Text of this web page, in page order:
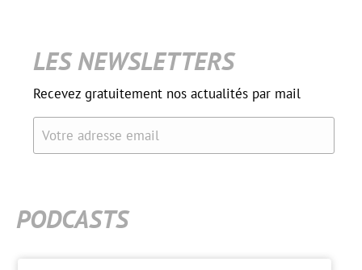
LES NEWSLETTERS
Recevez gratuitement nos actualités par mail
Votre adresse email
PODCASTS